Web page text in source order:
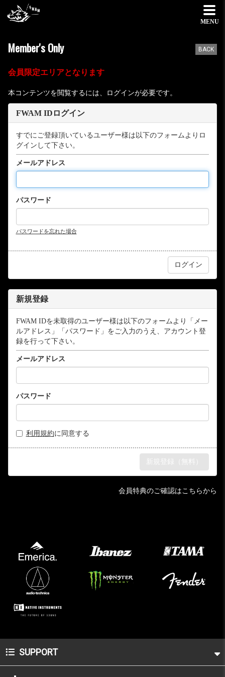
MENU
Member's Only BACK
会員限定エリアとなります
本コンテンツを閲覧するには、ログインが必要です。
FWAM IDログイン
すでにご登録頂いているユーザー様は以下のフォームよりロ
グインして下さい。
メールアドレス
パスワード
パスワードを忘れた場合
新規登録
FWAM IDを未取得のユーザー様は以下のフォームより「メー
ルアドレス」「パスワード」をご入力のうえ、アカウント登
録を行って下さい。
メールアドレス
パスワード
利用規約に同意する
会員特典のご確認はこちらから
SUPPORT